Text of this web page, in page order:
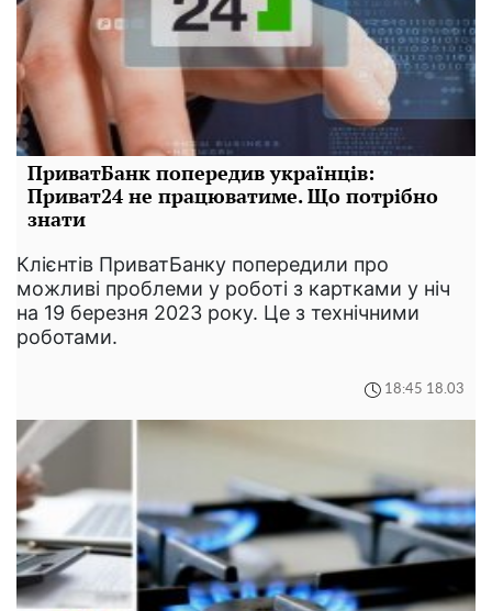
ПриватБанк попередив українців:
Приват24 не працюватиме. Що потрібно
знати
Клієнтів ПриватБанку попередили про
можливі проблеми у роботі з картками у ніч
на 19 березня 2023 року. Це з технічними
роботами.
18:45 18.03